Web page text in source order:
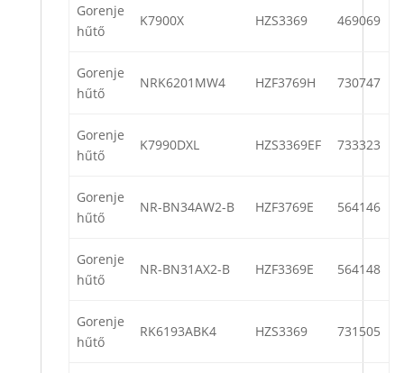
Gorenje
hűtő
K7900X HZS3369 469069
Gorenje
hűtő
NRK6201MW4 HZF3769H 730747
Gorenje
hűtő
K7990DXL HZS3369EF 733323
Gorenje
hűtő
NR-BN34AW2-B HZF3769E 564146
Gorenje
hűtő
NR-BN31AX2-B HZF3369E 564148
Gorenje
hűtő
RK6193ABK4 HZS3369 731505